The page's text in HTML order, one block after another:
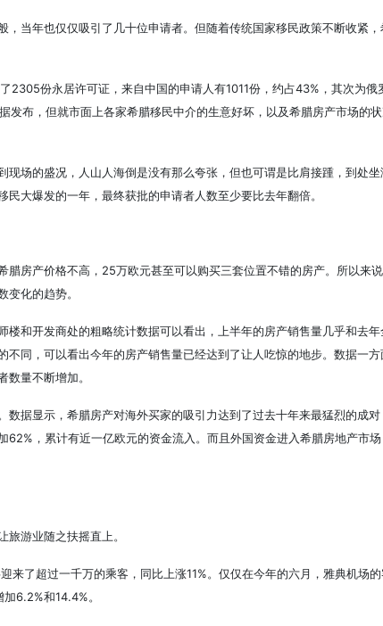
，当年也仅仅吸引了几十位申请者。但随着传统国家移民政策不断收紧，
2305份永居许可证，来自中国的申请人有1011份，约占43%，其次为俄
布，但就市面上各家希腊移民中介的生意好坏，以及希腊房产市场的
现场的盛况，人山人海倒是没有那么夸张，但也可谓是比肩接踵，到处坐
大爆发的一年，最终获批的申请者人数至少要比去年翻倍。
房产价格不高，25万欧元甚至可以购买三套位置不错的房产。所以来说
化的趋势。
楼和开发商处的粗略统计数据可以看出，上半年的房产销售量几乎和去年
同，可以看出今年的房产销售量已经达到了让人吃惊的地步。数据一方
量不断增加。
据显示，希腊房产对海外买家的吸引力达到了过去十年来最猛烈的成对
，累计有近一亿欧元的资金流入。而且外国资金进入希腊房地产市场
游业随之扶摇直上。
来了超过一千万的乘客，同比上涨11%。仅仅在今年的六月，雅典机场的
6.2%和14.4%。